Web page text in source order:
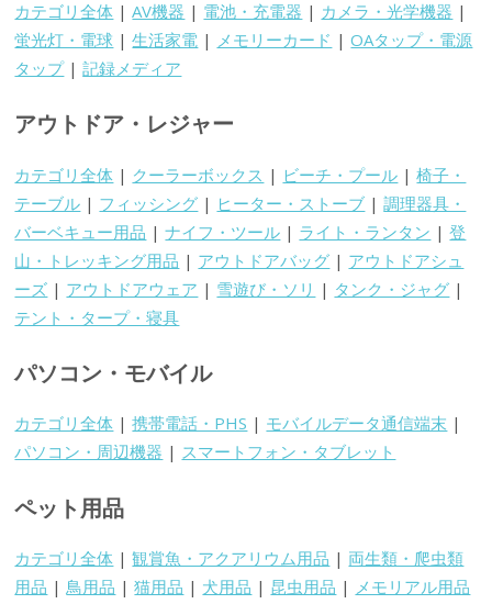
カテゴリ全体 |AV機器 | 電池・充電器 | カメラ・光学機器 |
蛍光灯・電球 |生活家電 | メモリーカード |OAタップ・電源
タップ|記録メディア
アウトドア・レジャー
カテゴリ全体 | クーラーボックス | ビーチ・プール |椅子・
テーブル | フィッシング | ヒーター・ストーブ |調理器具・
バーベキュー用品 |ナイフ・ツール | ライト・ランタン |登
山・トレッキング用品 | アウトドアバッグ | アウトドアシュ
ーズ | アウトドアウェア | 雪遊び・ソリ | タンク・ジャグ |
テント・タープ・寝具
パソコン・モバイル
カテゴリ全体 |携帯電話・PHS | モバイルデータ通信端末 |
パソコン・周辺機器 | スマートフォン・タブレット
ペット用品
カテゴリ全体 |観賞魚・アクアリウム用品 | 両生類・爬虫類
用品 | 鳥用品 |猫用品 | 犬用品 | 昆虫用品 | メモリアル用品